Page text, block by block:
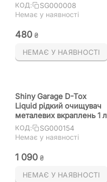
КОД:
SG000008
Немає у наявності
‍480‍ ₴
НЕМАЄ У НАЯВНОСТІ
Shiny Garage D-Tox
Liquid рідкий очищувач
металевих вкраплень 1 л
КОД:
SG000154
Немає у наявності
1 090 ₴
НЕМАЄ У НАЯВНОСТІ